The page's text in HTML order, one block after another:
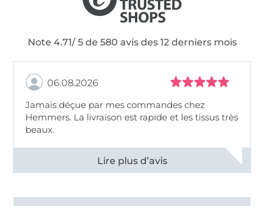
Note 4.71/ 5 de 580 avis des 12 derniers mois
06.08.2026
Jamais déçue par mes commandes chez
Hemmers. La livraison est rapide et les tissus très
beaux.
Voir tous les 11495 commentaires